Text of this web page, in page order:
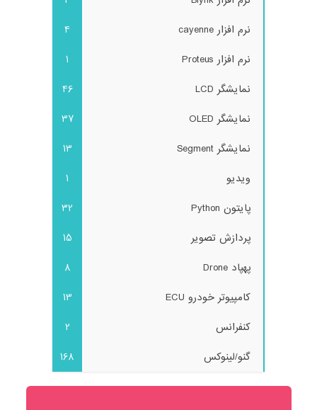
نرم افزار cayenne
4
نرم افزار Proteus
1
نمایشگر LCD
46
نمایشگر OLED
37
نمایشگر Segment
13
ویدیو
1
پایتون Python
32
پردازش تصویر
15
پهپاد Drone
8
کامپیوتر خودرو ECU
13
کنفرانس
2
گنو/لینوکس
168